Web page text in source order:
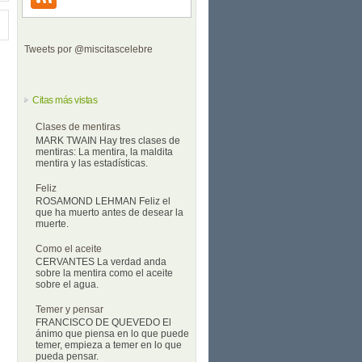
Tweets por @miscitascelebre
Citas más vistas
Clases de mentiras
MARK TWAIN Hay tres clases de
mentiras: La mentira, la maldita
mentira y las estadísticas.
Feliz
ROSAMOND LEHMAN Feliz el
que ha muerto antes de desear la
muerte.
Como el aceite
CERVANTES La verdad anda
sobre la mentira como el aceite
sobre el agua.
Temer y pensar
FRANCISCO DE QUEVEDO El
ánimo que piensa en lo que puede
temer, empieza a temer en lo que
pueda pensar.